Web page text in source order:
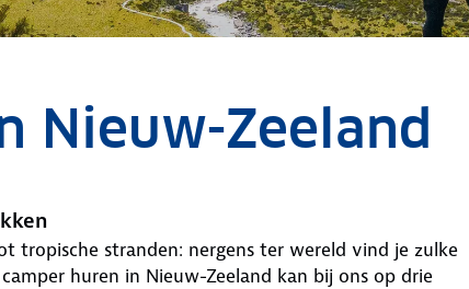
Nieuw-Zeeland
tropische stranden: nergens ter wereld vind je zulke
huren in Nieuw-Zeeland kan bij ons op drie